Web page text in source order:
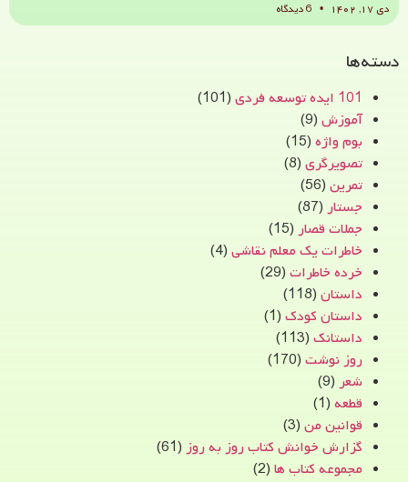
دی ۱۷, ۱۴۰۲
دسته‌ها
101 ایده توسعه فردی
(101)
آموزش (9)
بوم واژه (15)
تصویرگری (8)
تمرین (56)
جستار (87)
جملات قصار (15)
خاطرات یک معلم نقاشی (4)
خرده خاطرات (29)
داستان (118)
داستان کودک (1)
داستانک (113)
روز نوشت (170)
شعر (9)
قطعه (1)
قوانین من (3)
گزارش خوانش کتاب روز به روز (61)
مجموعه کتاب ها (2)